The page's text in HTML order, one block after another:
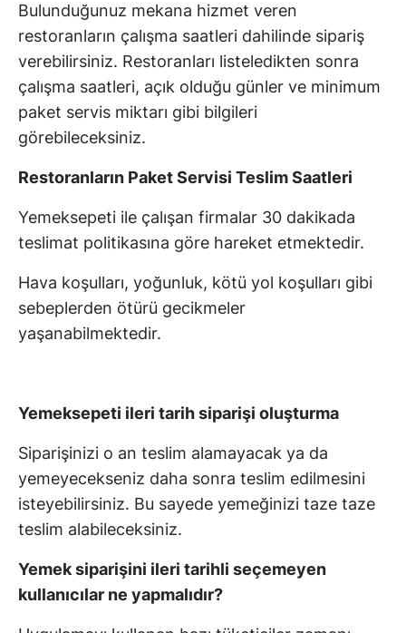
Bulunduğunuz mekana hizmet veren
restoranların çalışma saatleri dahilinde sipariş
verebilirsiniz. Restoranları listeledikten sonra
çalışma saatleri, açık olduğu günler ve minimum
paket servis miktarı gibi bilgileri
görebileceksiniz.
Restoranların Paket Servisi Teslim Saatleri
Yemeksepeti ile çalışan firmalar 30 dakikada
teslimat politikasına göre hareket etmektedir.
Hava koşulları, yoğunluk, kötü yol koşulları gibi
sebeplerden ötürü gecikmeler
yaşanabilmektedir.
Yemeksepeti ileri tarih siparişi oluşturma
Siparişinizi o an teslim alamayacak ya da
yemeyecekseniz daha sonra teslim edilmesini
isteyebilirsiniz. Bu sayede yemeğinizi taze taze
teslim alabileceksiniz.
Yemek siparişini ileri tarihli seçemeyen
kullanıcılar ne yapmalıdır?